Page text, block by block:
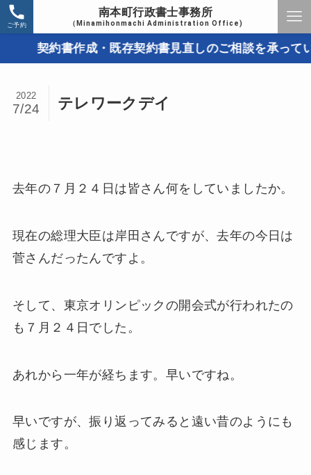
南本町行政書士事務所
（Minamihonmachi Administration Office)
ご予約
契約書作成・既存契約書見直しのご相談を承ってい
テレワークデイ
2022
7/24
去年の７月２４日は皆さん何をしていましたか。
現在の総理大臣は岸田さんですが、去年の今日は
菅さんだったんですよ。
そして、東京オリンピックの開会式が行われたの
も７月２４日でした。
あれから一年が経ちます。早いですね。
早いですが、振り返ってみると遠い昔のようにも
感じます。